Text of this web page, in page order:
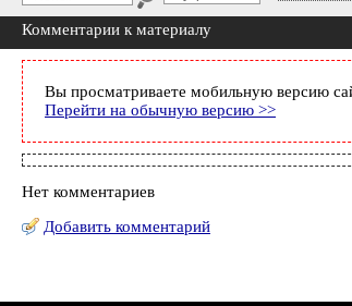
Комментарии к материалу
Вы просматриваете мобильную версию
Перейти на обычную версию >>
Нет комментариев
Добавить комментарий